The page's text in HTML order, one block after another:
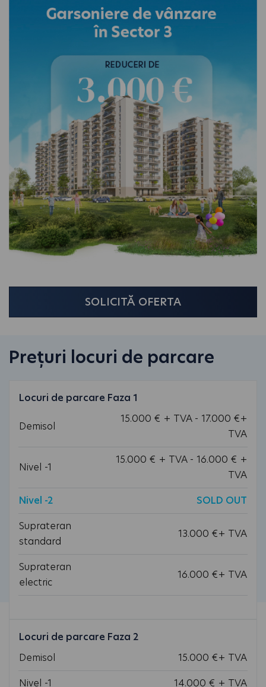
SOLICITĂ OFERTA
Prețuri locuri de parcare
Locuri de parcare Faza 1
Demisol
15.000 € + TVA - 17.000 €+
TVA
Nivel -1
15.000 € + TVA - 16.000 € +
TVA
Nivel -2
SOLD OUT
Suprateran
standard
13.000 €+ TVA
Suprateran
electric
16.000 €+ TVA
Locuri de parcare Faza 2
Demisol
15.000 €+ TVA
Nivel -1
14.000 € + TVA